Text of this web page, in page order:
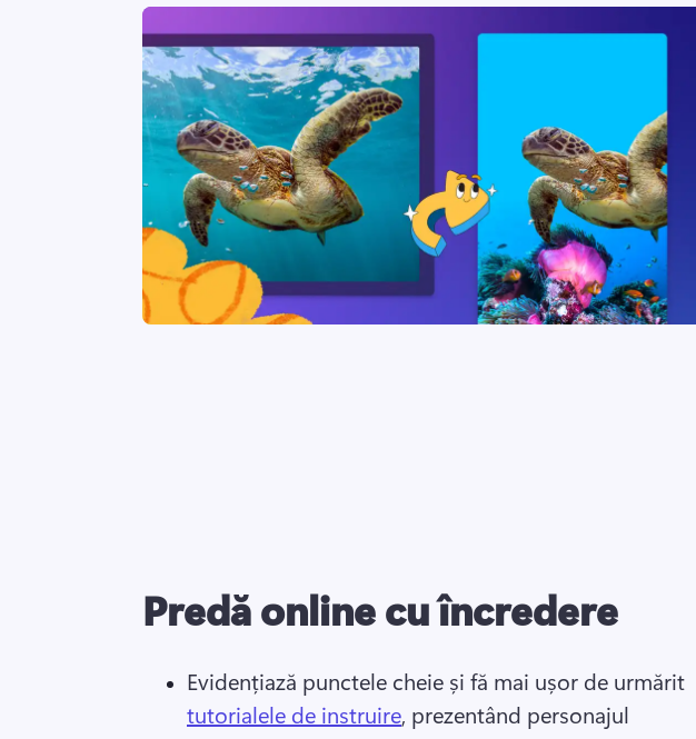
Predă online cu încredere
Evidențiază punctele cheie și fă mai ușor de urmărit
tutorialele de instruire, prezentând personajul